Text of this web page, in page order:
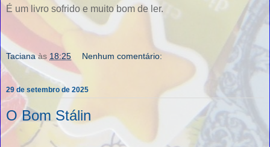
É um livro sofrido e muito bom de ler.
Taciana às 18:25 Nenhum comentário:
29 de setembro de 2025
O Bom Stálin